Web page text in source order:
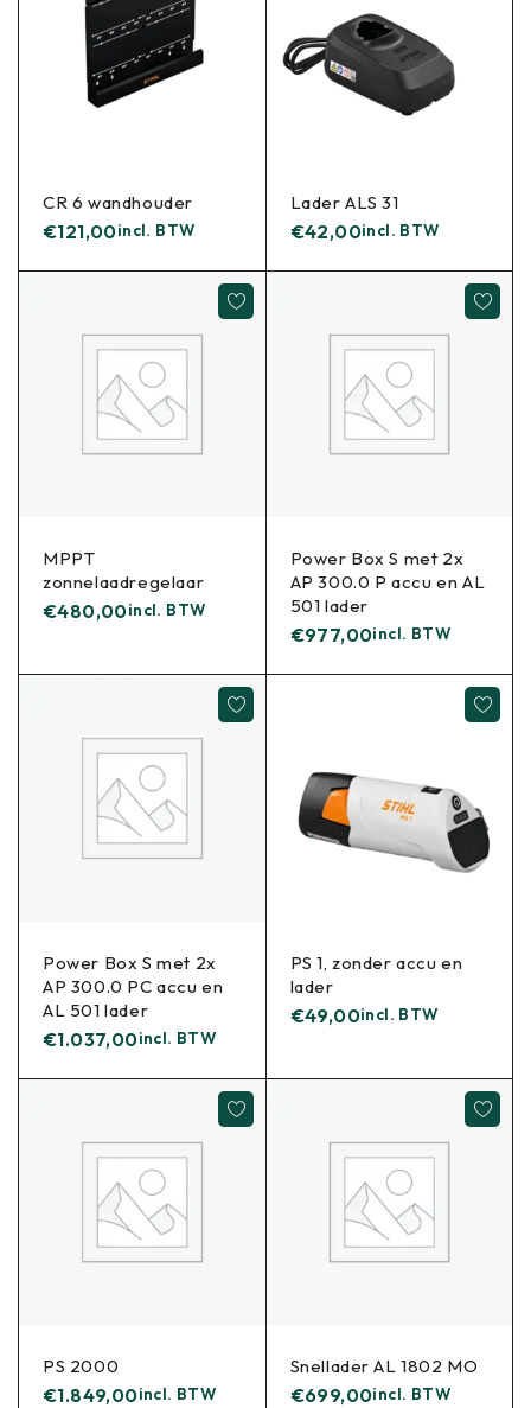
CR 6 wandhouder
€121,00incl. BTW
Lader ALS 31
€42,00incl. BTW
MPPT
zonnelaadregelaar
€480,00incl. BTW
Power Box S met 2x
AP 300.0 P accu en AL
501 lader
€977,00incl. BTW
Power Box S met 2x
AP 300.0 PC accu en
AL 501 lader
€1.037,00incl. BTW
PS 1, zonder accu en
lader
€49,00incl. BTW
PS 2000
€1.849,00incl. BTW
Snellader AL 1802 MO
€699,00incl. BTW